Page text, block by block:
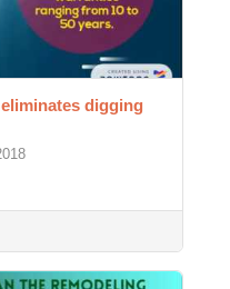
digging